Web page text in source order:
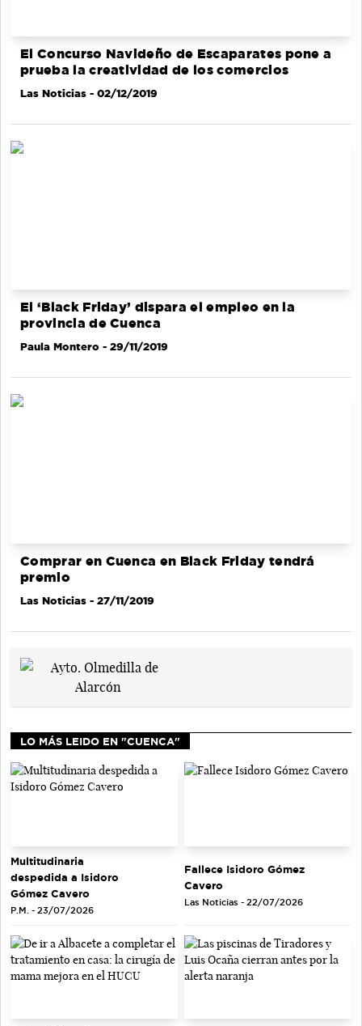
El Concurso Navideño de Escaparates pone a
prueba la creatividad de los comercios
Las Noticias - 02/12/2019
El ‘Black Friday’ dispara el empleo en la
provincia de Cuenca
Paula Montero - 29/11/2019
Comprar en Cuenca en Black Friday tendrá
premio
Las Noticias - 27/11/2019
LO MÁS LEIDO EN "CUENCA"
Multitudinaria
despedida a Isidoro
Gómez Cavero
P.M. - 23/07/2026
Fallece Isidoro Gómez
Cavero
Las Noticias - 22/07/2026